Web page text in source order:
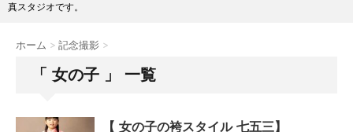
真スタジオです。
ホーム > 記念撮影 >
「 女の子 」 一覧
【 女の子の袴スタイル 七五三】